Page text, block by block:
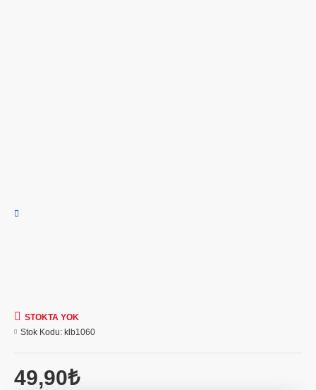
49,90₺
STOKTA YOK
Stok Kodu: klb1060